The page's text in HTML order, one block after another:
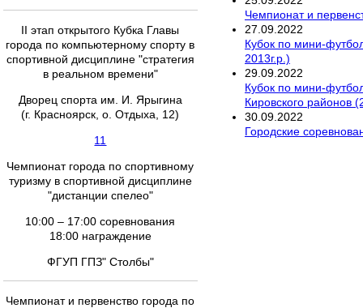
II этап открытого Кубка Главы
города по компьютерному спорту в
спортивной дисциплине "стратегия
в реальном времени"
Дворец спорта им. И. Ярыгина
(г. Красноярск, о. Отдыха, 12)
11
Чемпионат города по спортивному
туризму в спортивной дисциплине
"дистанции спелео"
10:00 – 17:00 соревнования
18:00 награждение
ФГУП ГПЗ" Столбы"
Чемпионат и первенство города по
Чемпионат и
27 09 2022
Кубок по мини-
2013г.р.)
29 09 2022
Кубок по мини-
Кировского районов
30 09 2022
Городские